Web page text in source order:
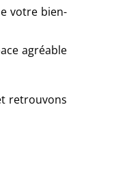
votre bien-
agréable
retrouvons